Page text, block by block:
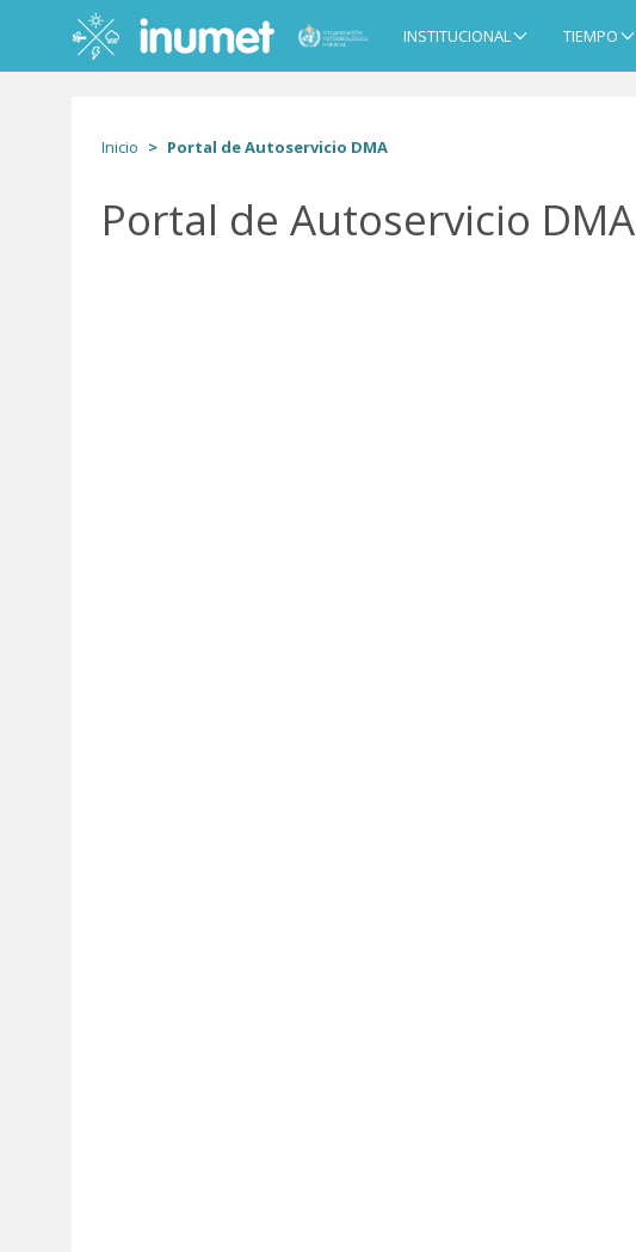
principal
Main
navigation
INSTITUCIONAL TIEMPO
Inicio Portal de Autoservicio DMA
Portal de Autoservicio DMA